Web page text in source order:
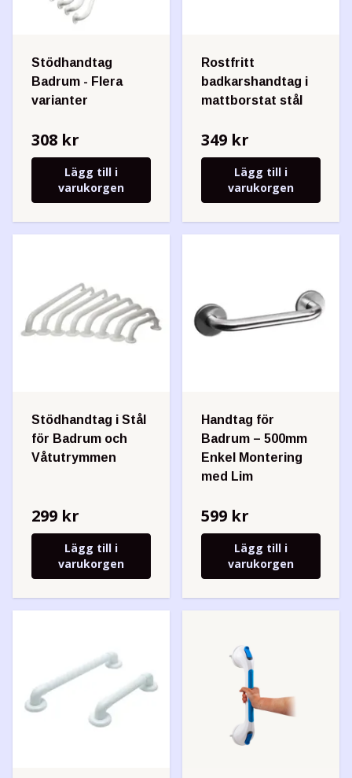
Stödhandtag
Badrum - Flera
varianter
308 kr
Lägg till i
varukorgen
Rostfritt
badkarshandtag i
mattborstat stål
349 kr
Lägg till i
varukorgen
Stödhandtag i Stål
för Badrum och
Våtutrymmen
299 kr
Lägg till i
varukorgen
Handtag för
Badrum – 500mm
Enkel Montering
med Lim
599 kr
Lägg till i
varukorgen